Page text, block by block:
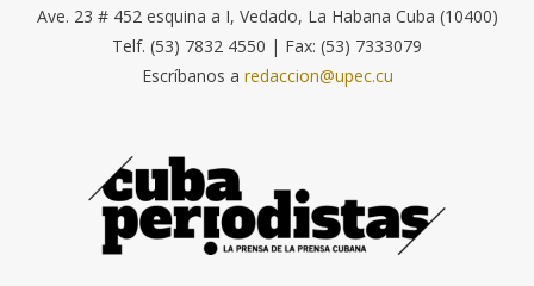
Ave. 23 # 452 esquina a I, Vedado, La Habana Cuba (10400)
Telf. (53) 7832 4550 | Fax: (53) 7333079
Escríbanos a redaccion@upec.cu